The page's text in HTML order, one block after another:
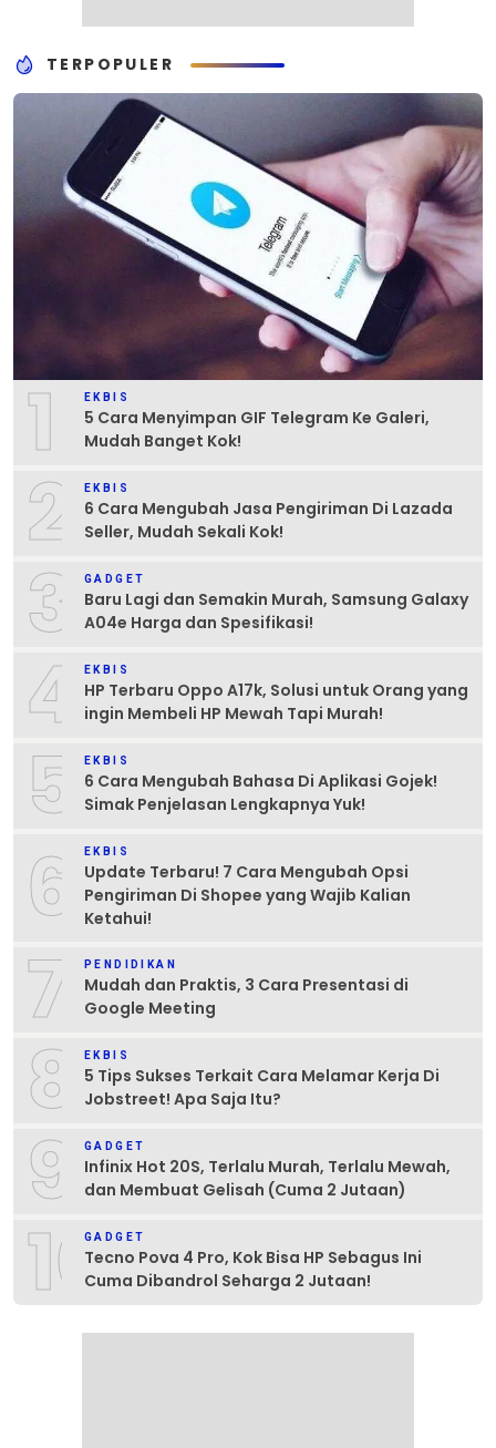
TERPOPULER
1 EKBIS
5 Cara Menyimpan GIF Telegram Ke Galeri,
Mudah Banget Kok!
2 EKBIS
6 Cara Mengubah Jasa Pengiriman Di Lazada
Seller, Mudah Sekali Kok!
3 GADGET
Baru Lagi dan Semakin Murah, Samsung Galaxy
A04e Harga dan Spesifikasi!
4 EKBIS
HP Terbaru Oppo A17k, Solusi untuk Orang yang
ingin Membeli HP Mewah Tapi Murah!
5 EKBIS
6 Cara Mengubah Bahasa Di Aplikasi Gojek!
Simak Penjelasan Lengkapnya Yuk!
6 EKBIS
Update Terbaru! 7 Cara Mengubah Opsi
Pengiriman Di Shopee yang Wajib Kalian
Ketahui!
7 PENDIDIKAN
Mudah dan Praktis, 3 Cara Presentasi di
Google Meeting
8 EKBIS
5 Tips Sukses Terkait Cara Melamar Kerja Di
Jobstreet! Apa Saja Itu?
9 GADGET
Infinix Hot 20S, Terlalu Murah, Terlalu Mewah,
dan Membuat Gelisah (Cuma 2 Jutaan)
10GADGET
Tecno Pova 4 Pro, Kok Bisa HP Sebagus Ini
Cuma Dibandrol Seharga 2 Jutaan!